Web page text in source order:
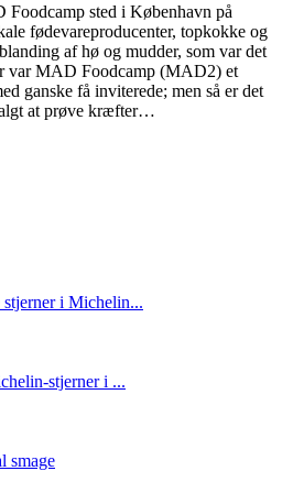
sted i København på
fødevareproducenter, topkokke og
af hø og mudder, som var det
var MAD Foodcamp (MAD2) et
ganske få inviterede; men så er det
at prøve kræfter…
stjerner i Michelin...
stjerner i ...
smage